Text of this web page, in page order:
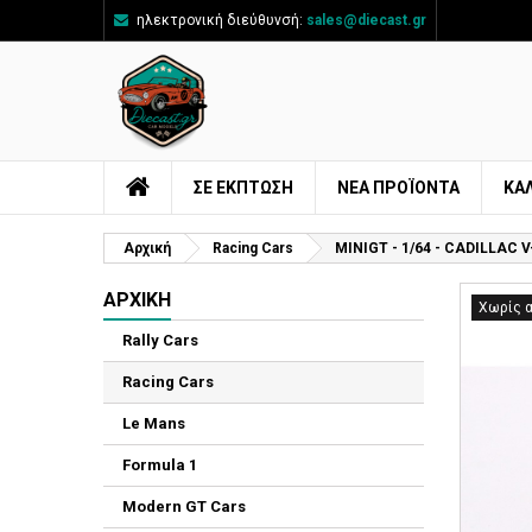
ηλεκτρονική διεύθυνσή: sales@diecast.gr
ΣΕ ΕΚΠΤΩΣΗ ΝΈΑ ΠΡΟΪΌΝΤΑ
Αρχική Racing Cars MINIGT - 1/64 - CADILLAC
ΑΡΧΙΚΉ
Rally Cars
Racing Cars
Le Mans
Formula 1
Modern GT Cars
Χωρίς